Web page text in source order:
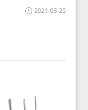
2021-03-25